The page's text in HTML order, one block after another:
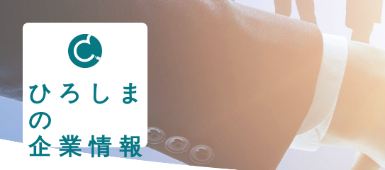
ひろしま
の
企業情報